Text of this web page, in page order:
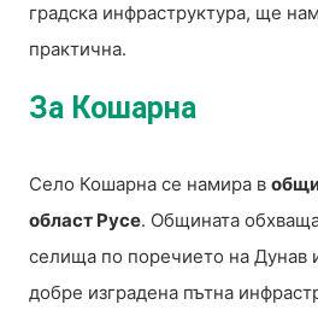
градска инфраструктура, ще
практична.
За Кошарна
Село Кошарна се намира в
област Русе. Общината
селища по поречието на Дунав
добре изградена пътна